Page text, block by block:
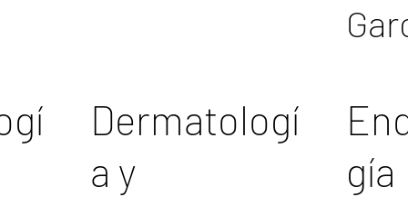
Dermatologí
a y
gía